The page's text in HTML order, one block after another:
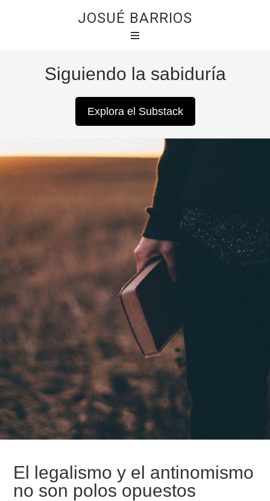
JOSUÉ BARRIOS
Siguiendo la sabiduría
Explora el Substack
El legalismo y el antinomismo
no son polos opuestos